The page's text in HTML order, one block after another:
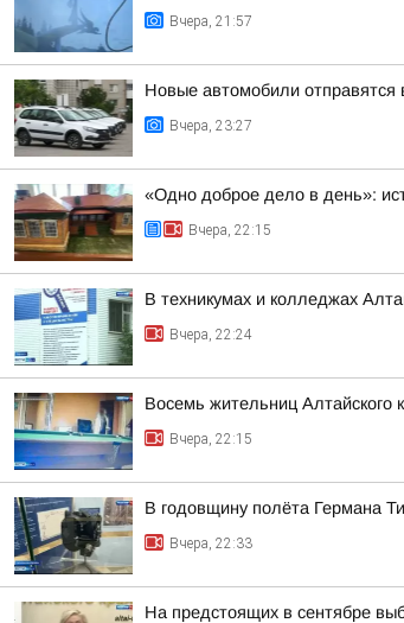
Вчера, 21:57
Новые автомобили отправятся
Вчера, 23:27
«Одно доброе дело в день»:
Вчера, 22:15
В техникумах и колледжах
Вчера, 22:24
Восемь жительниц Алтайского
Вчера, 22:15
В годовщину полёта Германа
Вчера, 22:33
На предстоящих в сентябре